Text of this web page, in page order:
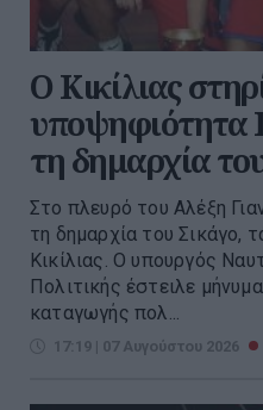
Ο Κικίλιας
υποψηφιότητα
τη δημαρχία
Στο πλευρό του Αλέξη
τη δημαρχία του Σικάγο,
Κικίλιας. Ο υπουργός
Πολιτικής έστειλε
καταγωγής πολ...
17:19 | 07 Αυγούστου 2026